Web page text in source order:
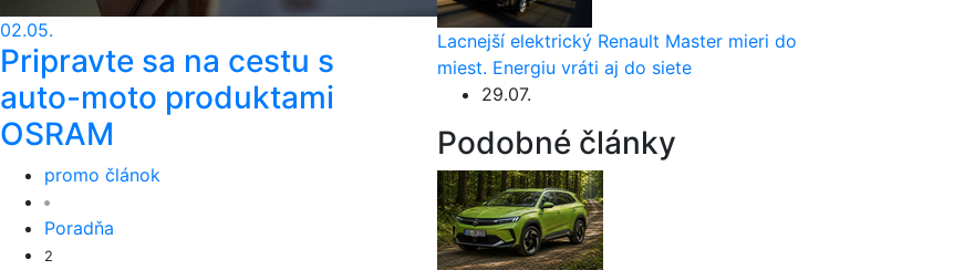
02.05.
Pripravte sa na cestu s
auto-moto produktami
OSRAM
promo článok
Poradňa
2
Lacnejší elektrický Renault Master mieri do
miest. Energiu vráti aj do siete
29.07.
Podobné články